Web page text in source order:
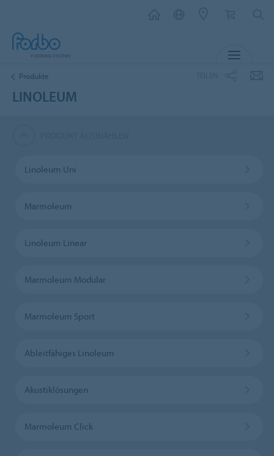
Produkte
LINOLEUM
Linoleum Uni
Marmoleum
Linoleum Linear
Marmoleum Modular
Marmoleum Sport
Ableitfähiges Linoleum
Akustiklösungen
Marmoleum Click